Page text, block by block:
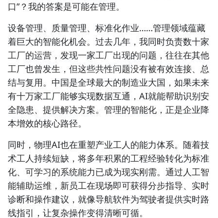
口”？我的答案是可能在管理。
设备管理、质量管理、标准化作业……管理领域蕴藏
着巨大的智能化机会。过去几年，我同时负责数十家
工厂的运营，发现一家工厂出现的问题，往往在其他
工厂也曾发生，但这些共性问题没有被有效连接、总
结与复用。中国是全球最大的制造业大国，如果未来
有十万家工厂能够实现数据互通，AI就能帮助识别安
全隐患、提供解决方案。管理的智能化，正是企业降
本增效的核心路径。
同时，物理AI也在重塑产业工人的能力体系。随着技
术工人持续短缺，将多年积累的工程经验转化为标准
化、可学习的系统能力已成为现实刚需。通过人工智
能辅助运维，新员工在现场即可获得分步指导、实时
诊断和操作建议，就像导航软件为驾驶者提供实时路
线指引，让复杂操作变得清晰可循。